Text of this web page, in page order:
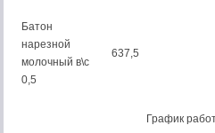
Батон
нарезной
молочный в\с
0,5
637,5
График